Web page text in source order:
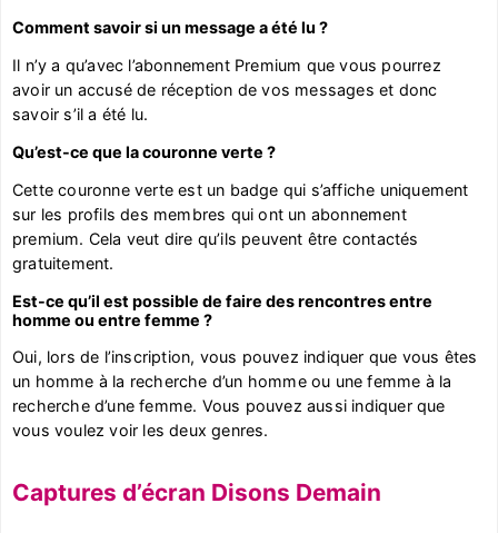
Comment savoir si un message a été lu ?
Il n’y a qu’avec l’abonnement Premium que vous pourrez
avoir un accusé de réception de vos messages et donc
savoir s’il a été lu.
Qu’est-ce que la couronne verte ?
Cette couronne verte est un badge qui s’affiche uniquement
sur les profils des membres qui ont un abonnement
premium. Cela veut dire qu’ils peuvent être contactés
gratuitement.
Est-ce qu’il est possible de faire des rencontres entre
homme ou entre femme ?
Oui, lors de l’inscription, vous pouvez indiquer que vous êtes
un homme à la recherche d’un homme ou une femme à la
recherche d’une femme. Vous pouvez aussi indiquer que
vous voulez voir les deux genres.
Captures d’écran Disons Demain